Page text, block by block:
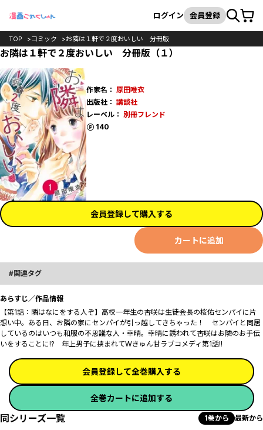
検索
ログイン 会員登録カート
TOP コミック お隣は１軒で２度おいしい 分冊版
お隣は１軒で２度おいしい 分冊版（１）
作家名： 原田唯衣
出版社： 講談社
レーベル： 別冊フレンド
140
ポイント
会員登録して購入する
カートに追加
関連タグ
あらすじ／作品情報
【第1話：隣はなにをする人ぞ】高校一年生の杏咲は生徒会長の桜佑センパイに片
想い中。ある日、お隣の家にセンパイが引っ越してきちゃった！ センパイと同居
しているのはいつも和服の不思議な人・幸晴。幸晴に誘われて杏咲はお隣のお手伝
いをすることに――!? 年上男子に挟まれてWきゅん甘ラブコメディ第1話!!
会員登録して全巻購入する
全巻カートに追加する
同シリーズ一覧 1巻から 最新から